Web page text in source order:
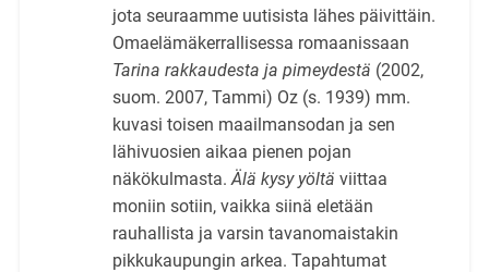
jota seuraamme uutisista lähes päivittäin.
Omaelämäkerrallisessa romaanissaan
Tarina rakkaudesta ja pimeydestä (2002,
suom. 2007, Tammi) Oz (s. 1939) mm.
kuvasi toisen maailmansodan ja sen
lähivuosien aikaa pienen pojan
näkökulmasta. Älä kysy yöltä viittaa
moniin sotiin, vaikka siinä eletään
rauhallista ja varsin tavanomaistakin
pikkukaupungin arkea. Tapahtumat